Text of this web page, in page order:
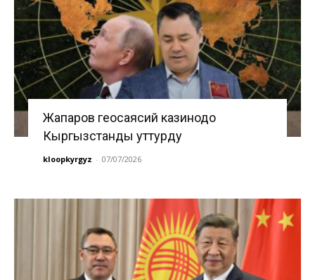
Жапаров геосаясий казинодо
Кыргызстанды уттурду
kloopkyrgyz - 07/07/2026